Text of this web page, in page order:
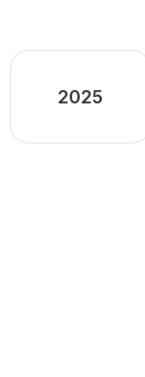
2025